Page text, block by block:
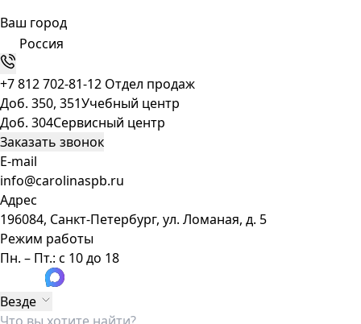
Ваш город
Россия
+7 812 702-81-12 Отдел продаж
Доб. 350, 351Учебный центр
Доб. 304Сервисный центр
Заказать звонок
E-mail
info@carolinaspb.ru
Адрес
196084, Санкт-Петербург, ул. Ломаная, д. 5
Режим работы
Пн. – Пт.: с 10 до 18
Везде